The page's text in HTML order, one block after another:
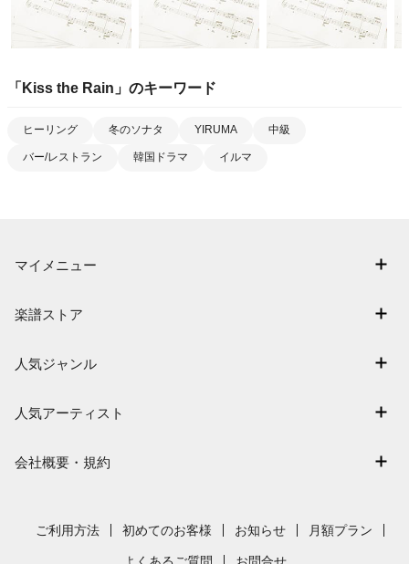
「 Kiss the Rain 」のキーワード
ヒーリング 冬のソナタ YIRUMA 中級
バー/レストラン 韓国ドラマ イルマ
マイメニュー
退会はこちら
楽譜ストア
難易度別に探す
まもなく配信
人気ジャンル
保育
発表会
人気アーティスト
新沢としひこ
会社概要・規約
採用情報
ご利用方法 初めてのお客様 お知らせ 月額プラン
よくあるご質問 お問合せ